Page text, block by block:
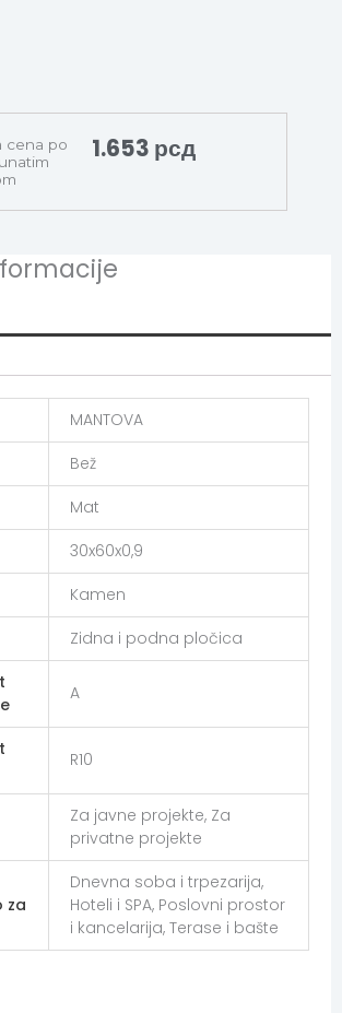
cena po
1.653 рсд
MANTOVA
Bež
Mat
30x60x0,9
Kamen
Zidna i podna pločica
A
R10
Za javne projekte, Za
privatne projekte
za
Dnevna soba i trpezarija,
Hoteli i SPA, Poslovni prostor
i kancelarija, Terase i bašte